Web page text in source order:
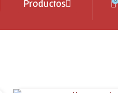
Productos